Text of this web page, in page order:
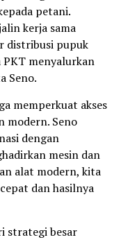
petani.
kerja sama
distribusi pupuk
menyalurkan
Seno.
memperkuat akses
modern. Seno
dengan
mesin dan
alat modern, kita
dan hasilnya
strategi besar